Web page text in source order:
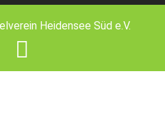
Heidensee Süd e.V.